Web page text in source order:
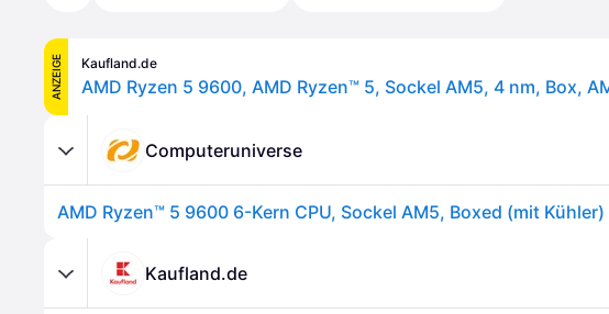
ANZEIGE Kaufland.de
Computeruniverse
AMD Ryzen™ 5 9600 6-Kern CPU, Sockel AM5, Boxed (mit Kühler)
Kaufland.de